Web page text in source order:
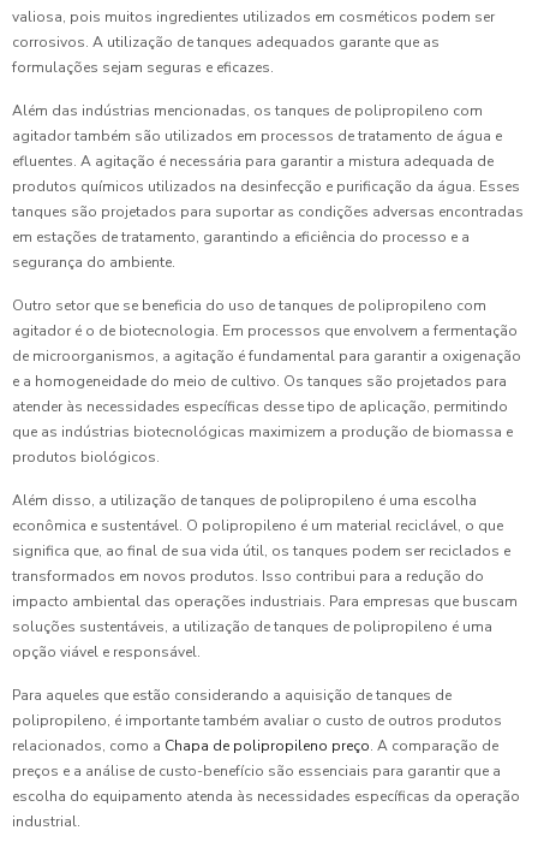
valiosa, pois muitos ingredientes utilizados em cosméticos podem ser
corrosivos. A utilização de tanques adequados garante que as
formulações sejam seguras e eficazes.
Além das indústrias mencionadas, os tanques de polipropileno com
agitador também são utilizados em processos de tratamento de água e
efluentes. A agitação é necessária para garantir a mistura adequada de
produtos químicos utilizados na desinfecção e purificação da água. Esses
tanques são projetados para suportar as condições adversas encontradas
em estações de tratamento, garantindo a eficiência do processo e a
segurança do ambiente.
Outro setor que se beneficia do uso de tanques de polipropileno com
agitador é o de biotecnologia. Em processos que envolvem a fermentação
de microorganismos, a agitação é fundamental para garantir a oxigenação
e a homogeneidade do meio de cultivo. Os tanques são projetados para
atender às necessidades específicas desse tipo de aplicação, permitindo
que as indústrias biotecnológicas maximizem a produção de biomassa e
produtos biológicos.
Além disso, a utilização de tanques de polipropileno é uma escolha
econômica e sustentável. O polipropileno é um material reciclável, o que
significa que, ao final de sua vida útil, os tanques podem ser reciclados e
transformados em novos produtos. Isso contribui para a redução do
impacto ambiental das operações industriais. Para empresas que buscam
soluções sustentáveis, a utilização de tanques de polipropileno é uma
opção viável e responsável.
Para aqueles que estão considerando a aquisição de tanques de
polipropileno, é importante também avaliar o custo de outros produtos
relacionados, como a Chapa de polipropileno preço. A comparação de
preços e a análise de custo-benefício são essenciais para garantir que a
escolha do equipamento atenda às necessidades específicas da operação
industrial.